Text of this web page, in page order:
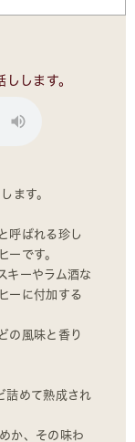
します。
ます。
呼ばれる珍し
ーです。
キーやラム酒な
ーに付加する
の風味と香り
詰めて熟成され
か、その味わ